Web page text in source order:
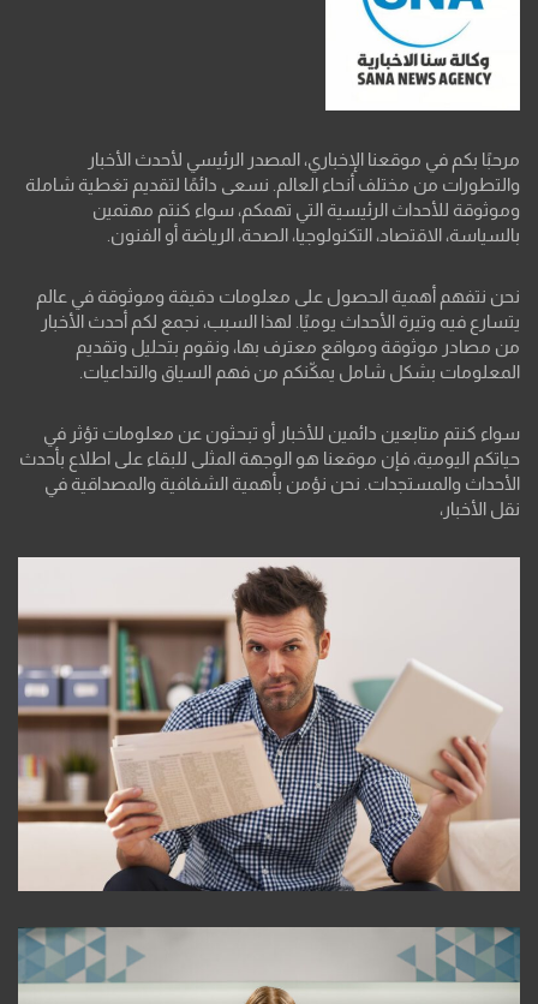
مرحبًا بكم في موقعنا الإخباري، المصدر الرئيسي لأحدث الأخبار
والتطورات من مختلف أنحاء العالم. نسعى دائمًا لتقديم تغطية شاملة
وموثوقة للأحداث الرئيسية التي تهمكم، سواء كنتم مهتمين
بالسياسة، الاقتصاد، التكنولوجيا، الصحة، الرياضة أو الفنون.
نحن نتفهم أهمية الحصول على معلومات دقيقة وموثوقة في عالم
يتسارع فيه وتيرة الأحداث يوميًا. لهذا السبب، نجمع لكم أحدث الأخبار
من مصادر موثوقة ومواقع معترف بها، ونقوم بتحليل وتقديم
المعلومات بشكل شامل يمكّنكم من فهم السياق والتداعيات.
سواء كنتم متابعين دائمين للأخبار أو تبحثون عن معلومات تؤثر في
حياتكم اليومية، فإن موقعنا هو الوجهة المثلى للبقاء على اطلاع بأحدث
الأحداث والمستجدات. نحن نؤمن بأهمية الشفافية والمصداقية في
نقل الأخبار،